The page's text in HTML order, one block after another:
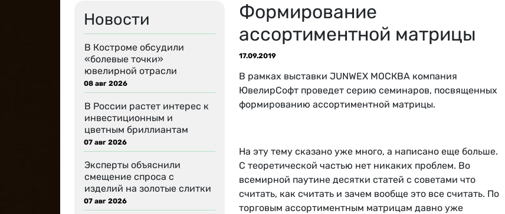
Новости
В Костроме обсудили
«болевые точки»
ювелирной отрасли
08 авг 2026
В России растет интерес к
инвестиционным и
цветным бриллиантам
07 авг 2026
Эксперты объяснили
смещение спроса с
изделий на золотые слитки
07 авг 2026
Формирование
ассортиментной матрицы
17.09.2019
В рамках выставки JUNWEX МОСКВА компания
ЮвелирСофт проведет серию семинаров, посвященных
формированию ассортиментной матрицы.
На эту тему сказано уже много, а написано еще больше.
С теоретической частью нет никаких проблем. Во
всемирной паутине десятки статей с советами что
считать, как считать и зачем вообще это все считать. По
торговым ассортиментным матрицам давно уже